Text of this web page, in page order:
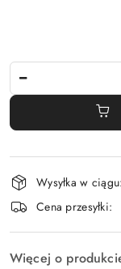
Dostępność
i
dostawa
Wysyłka w ciągu:
Cena przesyłki:
Więcej o